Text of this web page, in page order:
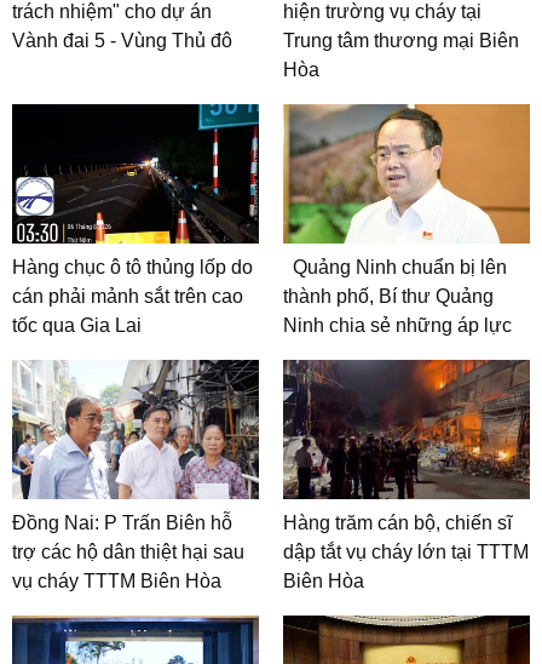
trách nhiệm" cho dự án
Vành đai 5 - Vùng Thủ đô
hiện trường vụ cháy tại
Trung tâm thương mại Biên
Hòa
Hàng chục ô tô thủng lốp do
cán phải mảnh sắt trên cao
tốc qua Gia Lai
Quảng Ninh chuẩn bị lên
thành phố, Bí thư Quảng
Ninh chia sẻ những áp lực
Đồng Nai: P Trấn Biên hỗ
trợ các hộ dân thiệt hại sau
vụ cháy TTTM Biên Hòa
Hàng trăm cán bộ, chiến sĩ
dập tắt vụ cháy lớn tại TTTM
Biên Hòa